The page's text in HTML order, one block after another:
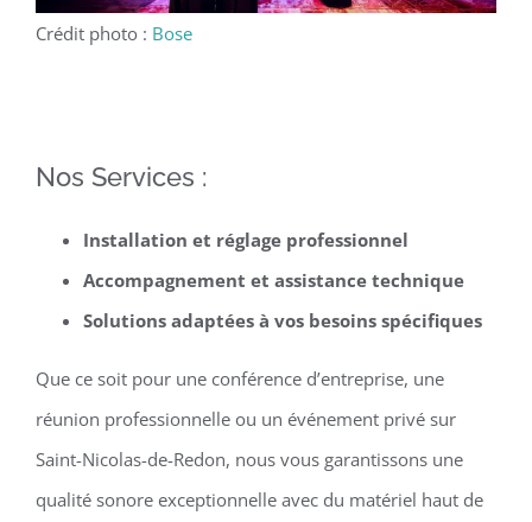
Crédit photo : Bose
Nos Services :
Installation et réglage professionnel
Accompagnement et assistance technique
Solutions adaptées à vos besoins spécifiques
Que ce soit pour une conférence d’entreprise, une
réunion professionnelle ou un événement privé sur
Saint-Nicolas-de-Redon, nous vous garantissons une
qualité sonore exceptionnelle avec du matériel haut de